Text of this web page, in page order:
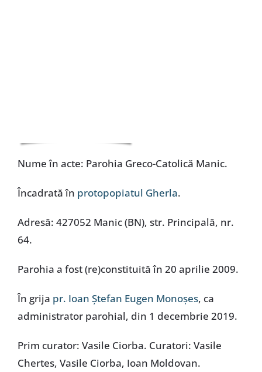
Nume în acte: Parohia Greco-Catolică Manic.
Încadrată în protopopiatul Gherla.
Adresă: 427052 Manic (BN), str. Principală, nr.
64.
Parohia a fost (re)constituită în 20 aprilie 2009.
În grija pr. Ioan Ștefan Eugen Monoșes, ca
administrator parohial, din 1 decembrie 2019.
Prim curator: Vasile Ciorba. Curatori: Vasile
Chertes, Vasile Ciorba, Ioan Moldovan.